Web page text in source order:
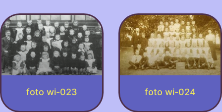
foto wi-023 foto wi-024